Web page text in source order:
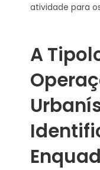
atividade para
A